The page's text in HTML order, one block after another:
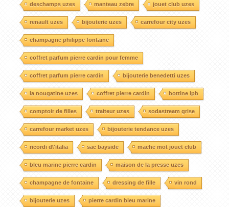
deschamps uzes manteau zebre jouet club uzes
renault uzes bijouterie uzes carrefour city uzes
champagne philippe fontaine
coffret parfum pierre cardin pour femme
coffret parfum pierre cardin bijouterie benedetti uzes
la nougatine uzes coffret pierre cardin bottine lpb
comptoir de filles traiteur uzes sodastream grise
carrefour market uzes bijouterie tendance uzes
ricordi d\'italia sac bayside mache mot jouet club
bleu marine pierre cardin maison de la presse uzes
champagne de fontaine dressing de fille vin rond
bijouterie uzes pierre cardin bleu marine